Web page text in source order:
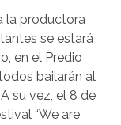
la productora
se estará
en el Predio
bailarán al
su vez, el 8 de
“We are